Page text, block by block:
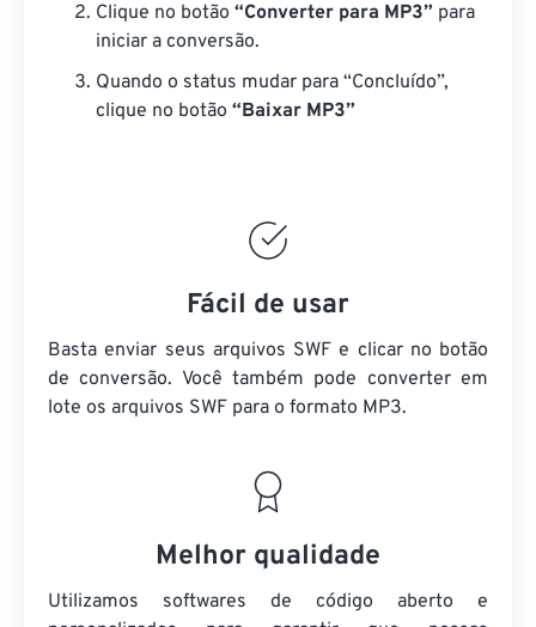
Clique no botão “Converter para MP3” para
iniciar a conversão.
Quando o status mudar para “Concluído”,
clique no botão “Baixar MP3”
Fácil de usar
Basta enviar seus arquivos SWF e clicar no botão
de conversão. Você também pode converter em
lote os arquivos SWF para o formato MP3.
Melhor qualidade
Utilizamos softwares de código aberto e